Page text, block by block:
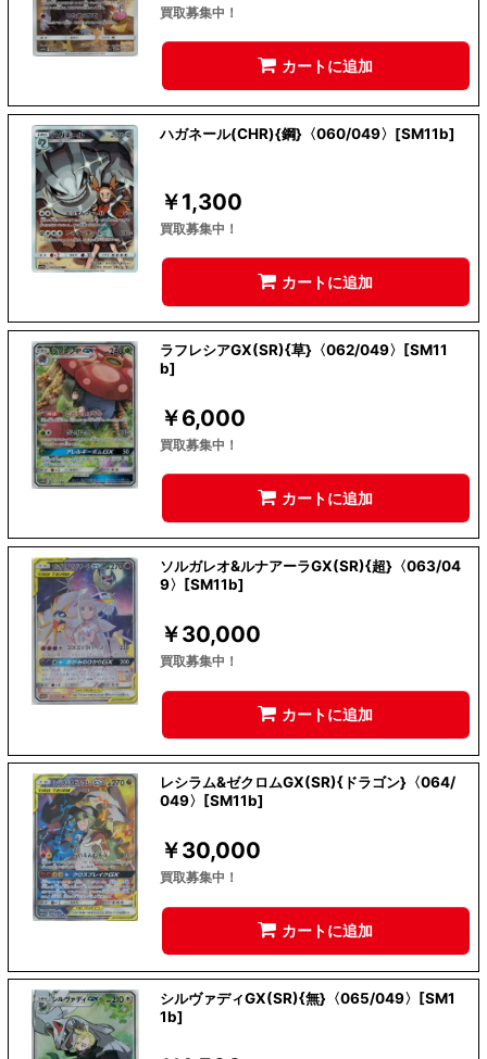
買取募集中！
カートに追加
ハガネール(CHR){鋼}〈060/049〉[SM11b]
￥1,300
買取募集中！
カートに追加
ラフレシアGX(SR){草}〈062/049〉[SM11
b]
￥6,000
買取募集中！
カートに追加
ソルガレオ&ルナアーラGX(SR){超}〈063/04
9〉[SM11b]
￥30,000
買取募集中！
カートに追加
レシラム&ゼクロムGX(SR){ドラゴン}〈064/
049〉[SM11b]
￥30,000
買取募集中！
カートに追加
シルヴァディGX(SR){無}〈065/049〉[SM1
1b]